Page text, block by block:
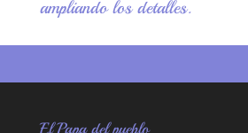
ampliando los detalles.
El Papa del pueblo